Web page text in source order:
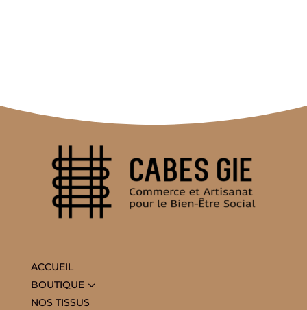
ACCUEIL
BOUTIQUE3
NOS TISSUS